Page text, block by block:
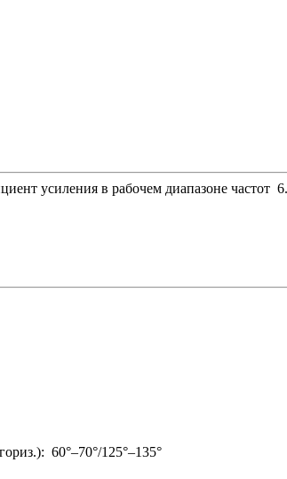
усиления в рабочем диапазоне
60°–70°/125°–135°